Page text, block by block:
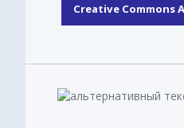
Creative Commons